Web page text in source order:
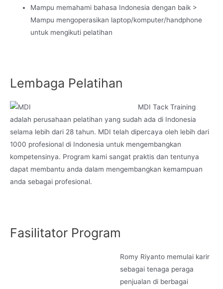
Mampu memahami bahasa Indonesia dengan baik >
Mampu mengoperasikan laptop/komputer/handphone
untuk mengikuti pelatihan
Lembaga Pelatihan
MDI Tack Training
adalah perusahaan pelatihan yang sudah ada di Indonesia
selama lebih dari 28 tahun. MDI telah dipercaya oleh lebih dari
1000 profesional di Indonesia untuk mengembangkan
kompetensinya. Program kami sangat praktis dan tentunya
dapat membantu anda dalam mengembangkan kemampuan
anda sebagai profesional.
Fasilitator Program
Romy Riyanto memulai karir
sebagai tenaga peraga
penjualan di berbagai